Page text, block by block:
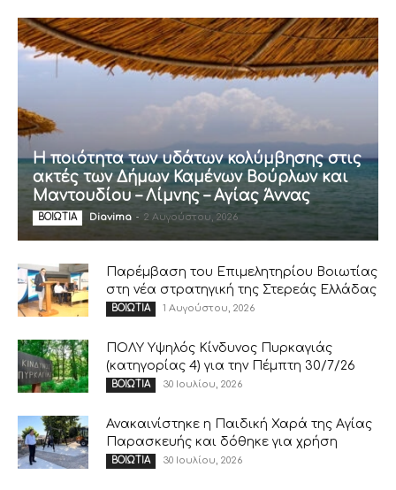
Η ποιότητα των υδάτων κολύμβησης στις
ακτές των Δήμων Καμένων Βούρλων και
Μαντουδίου – Λίμνης – Αγίας Άννας
ΒΟΙΩΤΙΑ Diavima - 2 Αυγούστου, 2026
Παρέμβαση του Επιμελητηρίου Βοιωτίας
στη νέα στρατηγική της Στερεάς Ελλάδας
ΒΟΙΩΤΙΑ 1 Αυγούστου, 2026
ΠΟΛΥ Υψηλός Κίνδυνος Πυρκαγιάς
(κατηγορίας 4) για την Πέμπτη 30/7/26
ΒΟΙΩΤΙΑ 30 Ιουλίου, 2026
Ανακαινίστηκε η Παιδική Χαρά της Αγίας
Παρασκευής και δόθηκε για χρήση
ΒΟΙΩΤΙΑ 30 Ιουλίου, 2026